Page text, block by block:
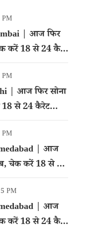
| आज फिर
करें 18 से 24 कैरेट
| आज फिर सोना
से 24 कैरेट
| आज
चेक करें 18 से 24
PM
| आज
करें 18 से 24 कैरेट